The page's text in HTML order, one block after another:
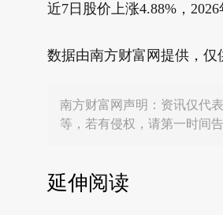
近7日股价上涨4.88%，2026
数据由南方财富网提供，仅
南方财富网声明：资讯仅代
等，若有侵权，请第一时间
延伸阅读